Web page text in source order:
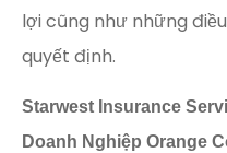
lợi cũng như những
quyết định.
Starwest Insurance
Doanh Nghiệp Orange